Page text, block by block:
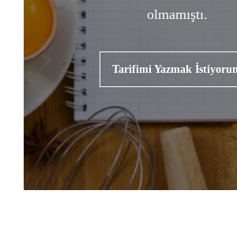
olmamıştı.
Tarifimi Yazmak